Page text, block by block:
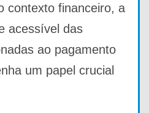
contexto financeiro, a
acessível das
ao pagamento
um papel crucial